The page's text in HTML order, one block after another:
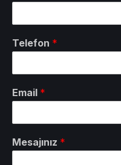
Telefon *
Email *
Mesajınız *